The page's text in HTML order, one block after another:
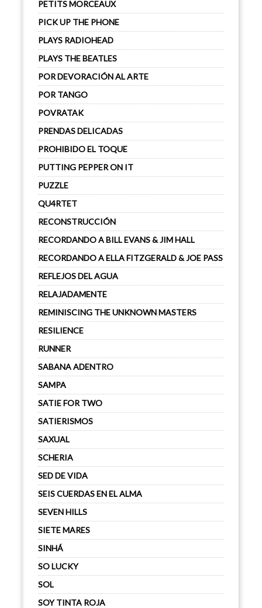
PETITS MORCEAUX
PICK UP THE PHONE
PLAYS RADIOHEAD
PLAYS THE BEATLES
POR DEVORACIÓN AL ARTE
POR TANGO
POVRATAK
PRENDAS DELICADAS
PROHIBIDO EL TOQUE
PUTTING PEPPER ON IT
PUZZLE
QU4RTET
RECONSTRUCCIÓN
RECORDANDO A BILL EVANS & JIM HALL
RECORDANDO A ELLA FITZGERALD & JOE PASS
REFLEJOS DEL AGUA
RELAJADAMENTE
REMINISCING THE UNKNOWN MASTERS
RESILIENCE
RUNNER
SABANA ADENTRO
SAMPA
SATIE FOR TWO
SATIERISMOS
SAXUAL
SCHERIA
SED DE VIDA
SEIS CUERDAS EN EL ALMA
SEVEN HILLS
SIETE MARES
SINHÁ
SO LUCKY
SOL
SOY TINTA ROJA